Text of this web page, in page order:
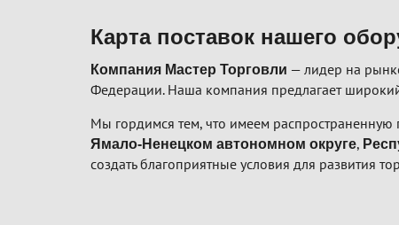
Карта поставок нашего
Компания Мастер Торговли — лидер на
Федерации. Наша компания предлагает
Мы гордимся тем, что имеем
Ямало-Ненецком автономном округе,
создать благоприятные условия для развития